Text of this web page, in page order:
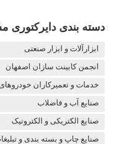
دسته بندی دایرکتوری
ابزارآلات و ابزار صنعتی
انجمن کابینت سازان اصفهان
خدمات و تعمیرکاران
صنایع آب و فاضلاب
صنایع الکتریکی و الکترونیک
صنایع چاپ و بسته بندی و